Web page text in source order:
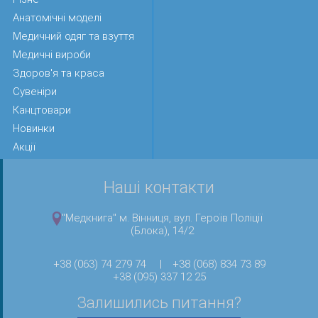
6. Нікі Батт
8. Райан Гігз
9. Пол Скоулз
10. Девід Бекхем
11. Енді Коул
12. Дуайт Йорк
15. Алекс Фергюсон
Матеріал: якісний, зносостійкий та безпечний ПВХ
Вага: близько 18 г
Голову, руку, талію можна повертати.
Анатомічні моделі
Медичний одяг та взуття
Медичні вироби
Здоров'я та краса
Сувеніри
Канцтовари
Новинки
Акції
Наші контакти
"Медкнига" м. Вінниця, вул. Героїв Поліції
(Блока), 14/2
+38 (063) 74 279 74 |
+38 (068) 834 73 89
+38 (095) 337 12 25
Залишились питання?